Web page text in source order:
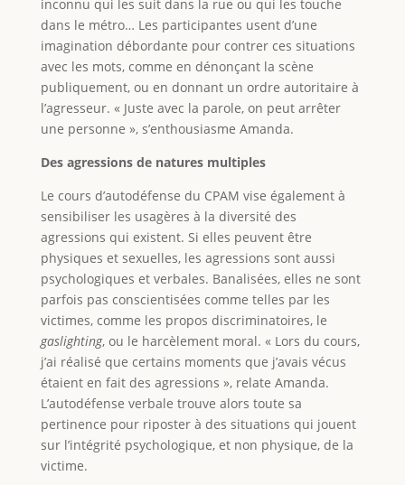
inconnu qui les suit dans la rue ou qui les touche
dans le métro… Les participantes usent d’une
imagination débordante pour contrer ces situations
avec les mots, comme en dénonçant la scène
publiquement, ou en donnant un ordre autoritaire à
l’agresseur. « Juste avec la parole, on peut arrêter
une personne », s’enthousiasme Amanda.
Des agressions de natures multiples
Le cours d’autodéfense du CPAM vise également à
sensibiliser les usagères à la diversité des
agressions qui existent. Si elles peuvent être
physiques et sexuelles, les agressions sont aussi
psychologiques et verbales. Banalisées, elles ne sont
parfois pas conscientisées comme telles par les
victimes, comme les propos discriminatoires, le
gaslighting, ou le harcèlement moral. « Lors du cours,
j’ai réalisé que certains moments que j’avais vécus
étaient en fait des agressions », relate Amanda.
L’autodéfense verbale trouve alors toute sa
pertinence pour riposter à des situations qui jouent
sur l’intégrité psychologique, et non physique, de la
victime.